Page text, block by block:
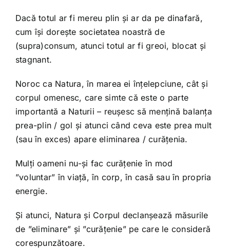
Dacă totul ar fi mereu plin și ar da pe dinafară,
cum își dorește societatea noastră de
(supra)consum, atunci totul ar fi greoi, blocat și
stagnant.
Noroc ca Natura, în marea ei înțelepciune, cât și
corpul omenesc, care simte că este o parte
importantă a Naturii – reușesc să mențină balanța
prea-plin / gol și atunci când ceva este prea mult
(sau în exces) apare eliminarea / curățenia.
Mulți oameni nu-și fac curățenie în mod
”voluntar” în viață, în corp, în casă sau în propria
energie.
Și atunci, Natura și Corpul declanșează măsurile
de ”eliminare” și ”curățenie” pe care le consideră
corespunzătoare.